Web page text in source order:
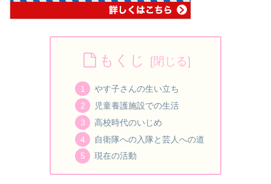
もくじ
やす子さんの生い立ち
児童養護施設での生活
高校時代のいじめ
自衛隊への入隊と芸人への道
現在の活動